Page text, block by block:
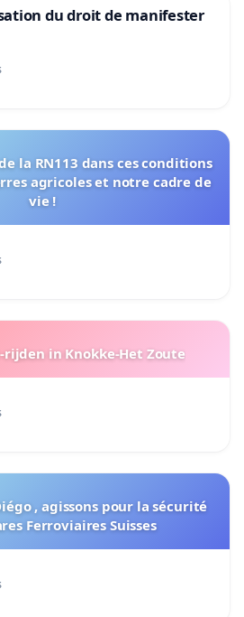
du droit de manifester
la RN113 dans ces conditions
agricoles et notre cadre de
vie !
rijden in Knokke-Het Zoute
, agissons pour la sécurité
Ferroviaires Suisses